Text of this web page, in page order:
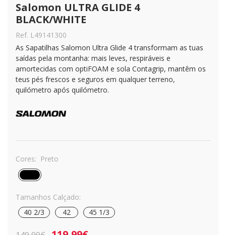
Salomon ULTRA GLIDE 4
BLACK/WHITE
Ref. L49141300
As Sapatilhas Salomon Ultra Glide 4 transformam as tuas
saídas pela montanha: mais leves, respiráveis e
amortecidas com optiFOAM e sola Contagrip, mantêm os
teus pés frescos e seguros em qualquer terreno,
quilómetro após quilómetro.
Cores: Preto
Tamanhos Calçado:
40 2/3
42 45 1/3